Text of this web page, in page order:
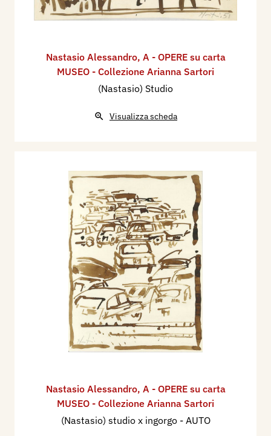
Nastasio Alessandro, A - OPERE su carta
MUSEO - Collezione Arianna Sartori
(Nastasio) Studio
Visualizza scheda
Nastasio Alessandro, A - OPERE su carta
MUSEO - Collezione Arianna Sartori
(Nastasio) studio x ingorgo - AUTO